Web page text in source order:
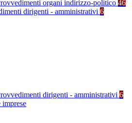
organi indirizzo-politico 46
dirigenti - amministrativi 6
dirigenti - amministrativi 6